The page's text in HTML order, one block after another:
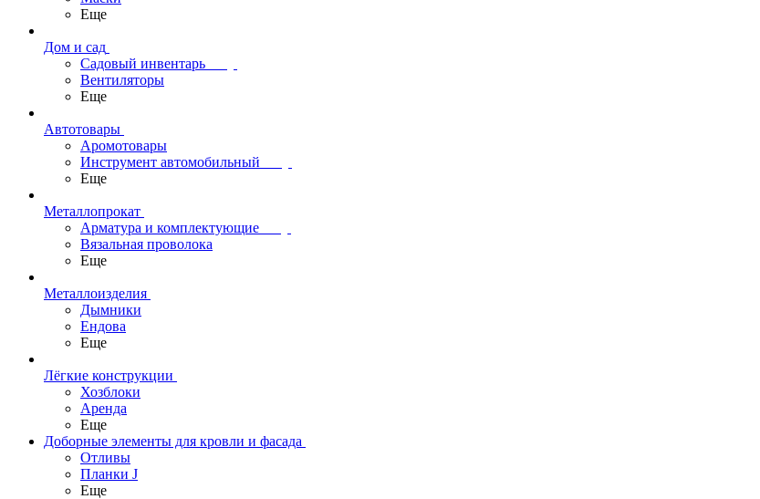
Еще
Дом и сад
Садовый инвентарь
Вентиляторы
Еще
Автотовары
Аромотовары
Инструмент автомобильный
Еще
Металлопрокат
Арматура и комплектующие
Вязальная проволока
Еще
Металлоизделия
Дымники
Ендова
Еще
Лёгкие конструкции
Хозблоки
Аренда
Еще
Доборные элементы для кровли и фасада
Отливы
Планки J
Еще